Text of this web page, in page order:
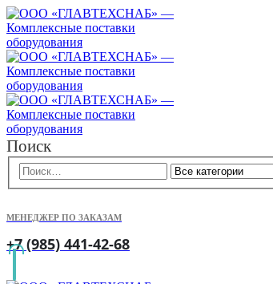
Поиск
МЕНЕДЖЕР ПО ЗАКАЗАМ
+7 (985) 441-42-68